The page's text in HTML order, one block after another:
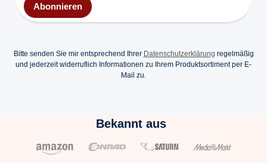
Abonnieren
Bitte senden Sie mir entsprechend Ihrer Datenschutzerklärung regelmäßig
und jederzeit widerruflich Informationen zu Ihrem Produktsortiment per E-
Mail zu.
Bekannt aus